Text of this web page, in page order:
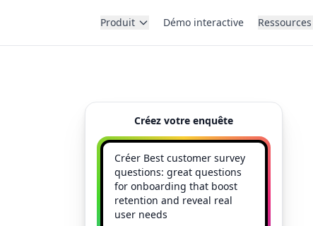
Produit Démo interactive Ressources
Créez votre enquête